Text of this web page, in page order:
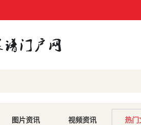
图片资讯 视频资讯 热门